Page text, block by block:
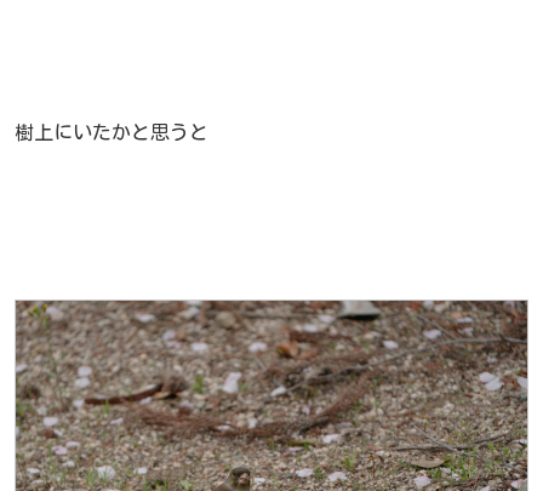
樹上にいたかと思うと